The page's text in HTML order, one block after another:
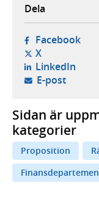
Dela
Facebook-
X- öppnas i
LinkedIn-
E-post-
Sidan är
kategorier
Proposition